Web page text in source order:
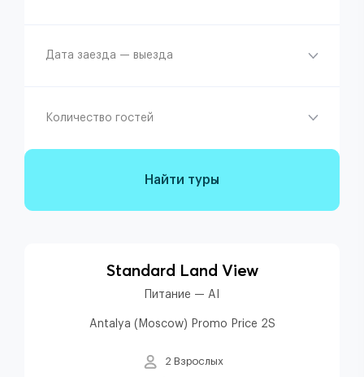
Дата заезда — выезда
Количество гостей
Найти туры
Standard Land View
Питание — AI
Antalya (Moscow) Promo Price 2S
2 Взрослых